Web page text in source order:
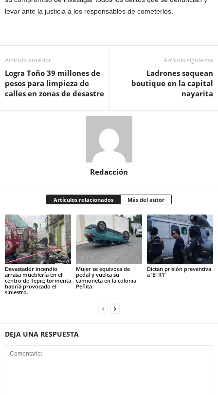
levar ante la justicia a los responsables de cometerlos.
Artículo anterior
Logra Toño 39 millones de
pesos para limpieza de
calles en zonas de desastre
Artículo siguiente
Ladrones saquean
boutique en la capital
nayarita
Redacción
Artículos relacionados Más del autor
Devastador incendio
arrasa mueblería en el
centro de Tepic; tormenta
habría provocado el
siniestro.
Mujer se equivoca de
pedal y vuelca su
camioneta en la colonia
Peñita
Dictan prisión preventiva
a ‘El R1’
DEJA UNA RESPUESTA